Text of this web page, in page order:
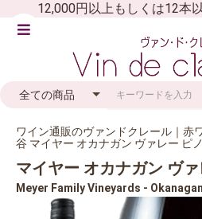
12,000円以上もしくは12本
ワイン通販のヴァンドクレール｜赤
谷 マイヤー オカナガン ヴァレー ピ
マイヤー オカナガン ヴ
Meyer Family Vineyards -